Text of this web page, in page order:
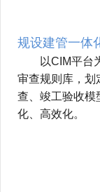
规设建管一体
以CIM平台为
审查规则库，划
查、竣工验收模
化、高效化。